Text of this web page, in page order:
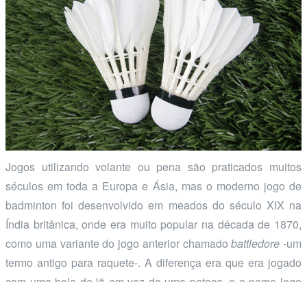
Jogos utilizando volante ou pena são praticados muitos
séculos em toda a Europa e Ásia, mas o moderno jogo de
badminton foi desenvolvido em meados do século XIX na
Índia britânica, onde era muito popular na década de 1870,
como uma variante do jogo anterior chamadobattledore -um
termo antigo para raquete-. A diferença era que era jogado